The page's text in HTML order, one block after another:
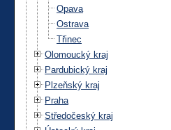
Opava
Ostrava
Třinec
Olomoucký kraj
Pardubický kraj
Plzeňský kraj
Praha
Středočeský kraj